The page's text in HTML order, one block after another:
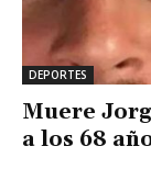
DEPORTES
Muere
a los 68